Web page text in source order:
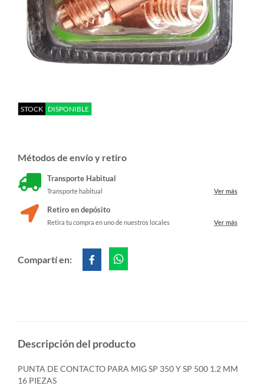
STOCK DISPONIBLE
Métodos de envío y retiro
Transporte Habitual
Transporte habitual Ver más
Retiro en depósito
Retira tu compra en uno de nuestros locales Ver más
Compartí en:
Descripción del producto
PUNTA DE CONTACTO PARA MIG SP 350 Y SP 500 1.2 MM
16 PIEZAS